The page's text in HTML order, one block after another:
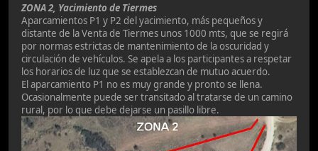
ZONA 2, Yacimiento de Tiermes
Aparcamientos P1 y P2 del yacimiento, más pequeños y
distante de la Venta de Tiermes unos 1000 mts, que se regirá
por normas estrictas de mantenimiento de la oscuridad y
circulación de vehículos. Se apela a los participantes a respetar
los horarios de luz que se establezcan de mutuo acuerdo.
El aparcamiento P1 no es muy grande y pronto se llena.
Ocasionalmente puede ser transitado al tratarse de un camino
rural, por lo que debe dejarse un pasillo libre.